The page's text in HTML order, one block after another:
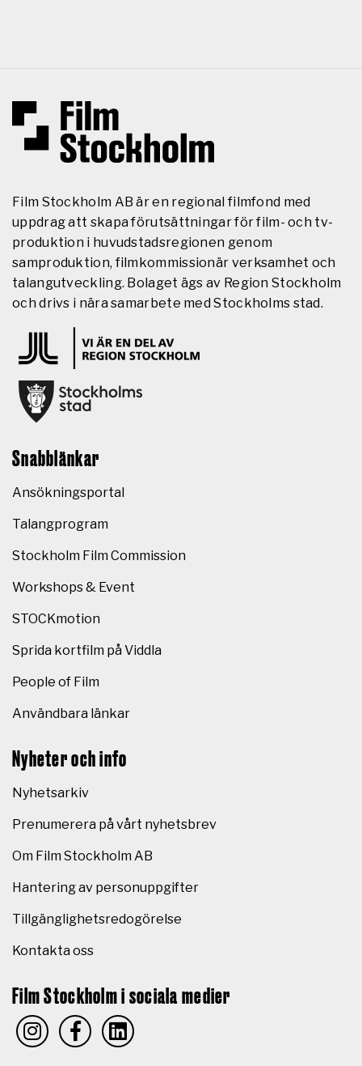
Film Stockholm AB är en regional filmfond med
uppdrag att skapa förutsättningar för film- och tv-
produktion i huvudstadsregionen genom
samproduktion, filmkommissionär verksamhet och
talangutveckling. Bolaget ägs av Region Stockholm
och drivs i nära samarbete med Stockholms stad.
Snabblänkar
Ansökningsportal
Talangprogram
Stockholm Film Commission
Workshops & Event
STOCKmotion
Sprida kortfilm på Viddla
People of Film
Användbara länkar
Nyheter och info
Nyhetsarkiv
Prenumerera på vårt nyhetsbrev
Om Film Stockholm AB
Hantering av personuppgifter
Tillgänglighetsredogörelse
Kontakta oss
Film Stockholm i sociala medier